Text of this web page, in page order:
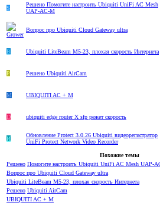
S
Решено Помогите настроить Ubiquiti UniFi AC Mesh
UAP-AC-M
Вопрос про Ubiquiti Cloud Gateway ultra
B Ubiquiti LiteBeam M5-23, плохая скорость Интернета
Р Решено Ubiquiti AirCam
M UBIQUITI AC + M
D ubiquiti edge router X sfp режет скорость
И
Обновление Protect 3.0.26 Ubiquiti видеорегистратор
UniFi Protect Network Video Recorder
Похожие темы
Решено Помогите настроить Ubiquiti UniFi AC Mesh UAP-
Вопрос про Ubiquiti Cloud Gateway ultra
Ubiquiti LiteBeam M5-23, плохая скорость Интернета
Решено Ubiquiti AirCam
UBIQUITI AC + M